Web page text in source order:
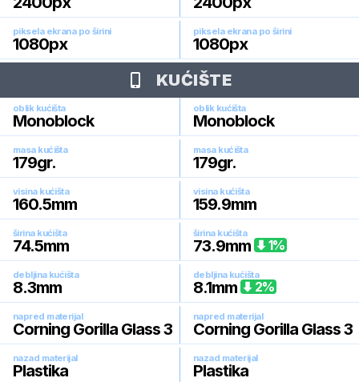
piksela ekrana po širini
1080px
piksela ekrana po širini
1080px
KUĆIŠTE
oblik kućišta
Monoblock
oblik kućišta
Monoblock
masa kućišta
179gr.
masa kućišta
179gr.
visina kućišta
160.5mm
visina kućišta
159.9mm
širina kućišta
74.5mm
širina kućišta
73.9mm 1%
debljina kućišta
8.3mm
debljina kućišta
8.1mm 2%
napred materijal
Corning Gorilla Glass 3
napred materijal
Corning Gorilla Glass 3
nazad materijal
Plastika
nazad materijal
Plastika